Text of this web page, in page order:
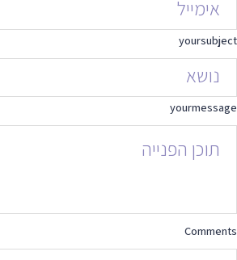
yoursubject
yourmessage
Comments